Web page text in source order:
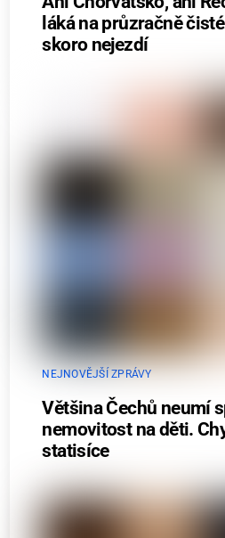
láká na průzračně
skoro nejezdí
NEJNOVĚJŠÍ ZPRÁVY
Většina Čechů neumí
nemovitost na děti.
statisíce